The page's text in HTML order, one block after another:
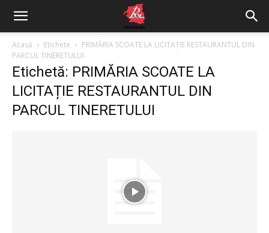
Acasă Etichete
PRIMĂRIA SCOATE LA LICITAȚIE RESTAURANTUL DIN
PARCUL TINERETULUI
Etichetă: PRIMĂRIA SCOATE LA
LICITAȚIE RESTAURANTUL DIN
PARCUL TINERETULUI